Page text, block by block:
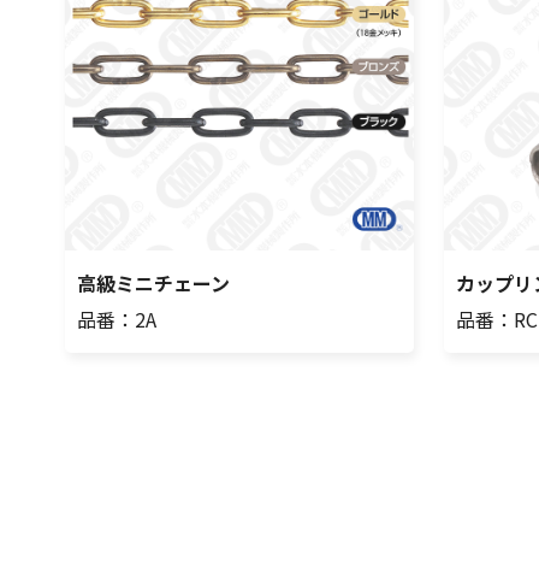
高級ミニチェーン
品番：2A
カップ
品番：